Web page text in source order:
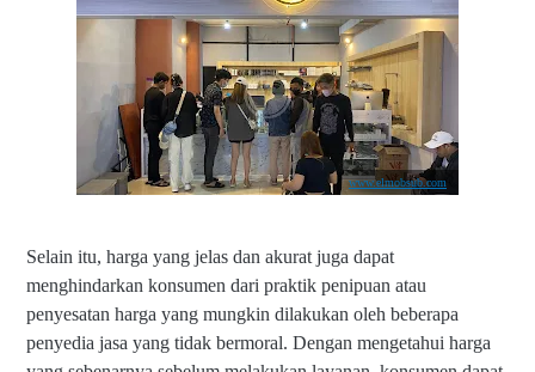
www.elmobsub.com
Selain itu, harga yang jelas dan akurat juga dapat
menghindarkan konsumen dari praktik penipuan atau
penyesatan harga yang mungkin dilakukan oleh beberapa
penyedia jasa yang tidak bermoral. Dengan mengetahui harga